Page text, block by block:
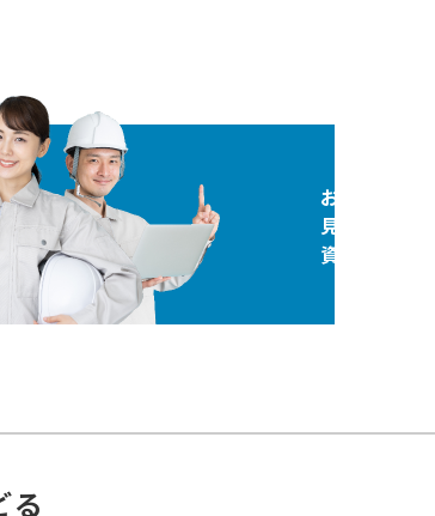
お問合せ
見積依頼
資料請求
る